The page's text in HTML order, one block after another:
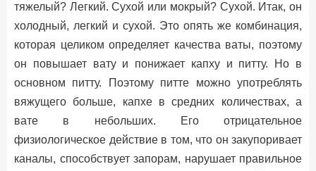
тяжелый? Легкий. Сухой или мокрый? Сухой. Итак, он
холодный, легкий и сухой. Это опять же комбинация,
которая целиком определяет качества ваты, поэтому
он повышает вату и понижает капху и питту. Но в
основном питту. Поэтому питте можно употреблять
вяжущего больше, капхе в средних количествах, а
вате в небольших. Его отрицательное
физиологическое действие в том, что он закупоривает
каналы, способствует запорам, нарушает правильное